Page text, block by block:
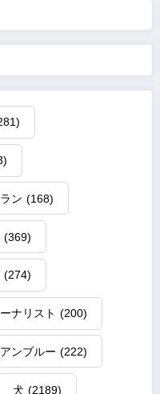
ン (168)
(369)
(274)
ナリスト (200)
ンブルー (222)
犬 (2189)